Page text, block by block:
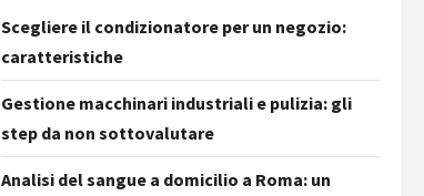
Scegliere il condizionatore per un negozio:
caratteristiche
Gestione macchinari industriali e pulizia: gli
step da non sottovalutare
Analisi del sangue a domicilio a Roma: un